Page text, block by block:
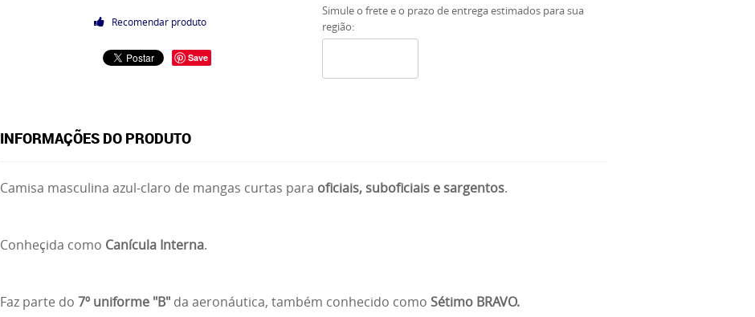
Recomendar produto
Save
Simule o frete e o prazo de entrega estimados para sua
região:
INFORMAÇÕES DO PRODUTO
Camisa masculina azul-claro de mangas curtas para oficiais, suboficiais e sargentos.
Conheçida como Canícula Interna.
Faz parte do 7º uniforme "B" da aeronáutica, também conhecido como Sétimo BRAVO.